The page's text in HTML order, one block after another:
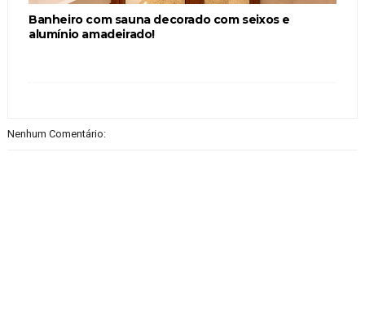
Banheiro com sauna decorado com seixos e
alumínio amadeirado!
Nenhum Comentário: